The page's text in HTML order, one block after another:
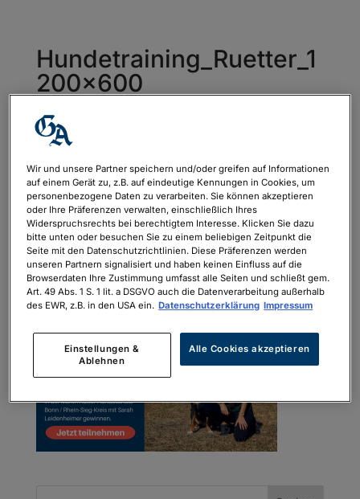
Hundetraining_Ruetter_1
200x600
von
Wir und unsere Partner speichern und/oder greifen auf Informationen
auf einem Gerät zu, z.B. auf eindeutige Kennungen in Cookies, um
personenbezogene Daten zu verarbeiten. Sie können akzeptieren
oder Ihre Präferenzen verwalten, einschließlich Ihres
Widerspruchsrechts bei berechtigtem Interesse. Klicken Sie dazu
bitte unten oder besuchen Sie zu einem beliebigen Zeitpunkt die
Seite mit den Datenschutzrichtlinien. Diese Präferenzen werden
unseren Partnern signalisiert und haben keinen Einfluss auf die
Browserdaten Ihre Zustimmung umfasst alle Seiten und schließt gem.
Art. 49 Abs. 1 S. 1 lit. a DSGVO auch die Datenverarbeitung außerhalb
des EWR, z.B. in den USA ein. Datenschutzerklärung Impressum
Einstellungen &
Ablehnen
Alle Cookies akzeptieren